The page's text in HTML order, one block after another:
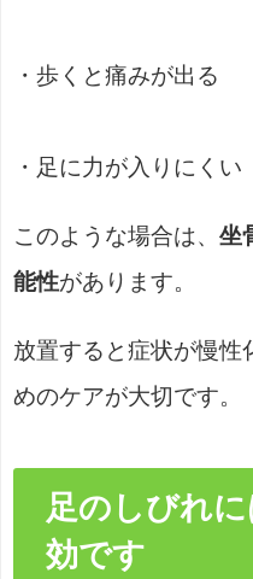
・歩くと痛みが出る
・足に力が入りにくい
このような場合は、 坐
能性があります。
放置すると症状が慢性
めのケアが大切です。
足のしびれ
効です